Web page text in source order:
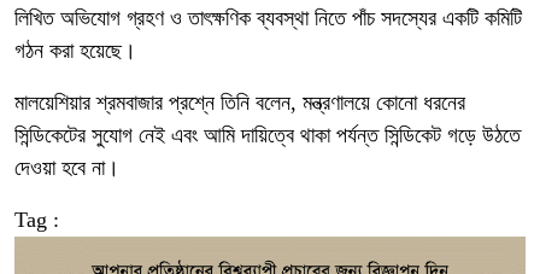
লিখিত অভিযোগ গ্রহণ ও তাৎক্ষণিক ব্যবস্থা নিতে পাঁচ সদস্যের একটি কমিটি
গঠন করা হয়েছে।
মালয়েশিয়ার শ্রমবাজার প্রশ্নে তিনি বলেন, মন্ত্রণালয়ে কোনো ধরনের
সিন্ডিকেটের সুযোগ নেই এবং আমি দায়িত্বে থাকা পর্যন্ত সিন্ডিকেট গড়ে উঠতে
দেওয়া হবে না।
Tag :